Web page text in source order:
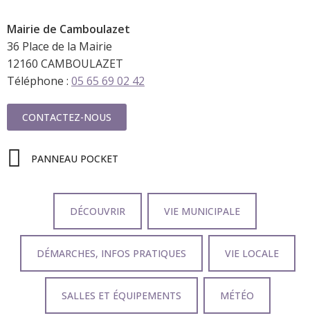
Mairie de Camboulazet
36 Place de la Mairie
12160 CAMBOULAZET
Téléphone : 05 65 69 02 42
CONTACTEZ-NOUS
PANNEAU POCKET
DÉCOUVRIR VIE MUNICIPALE
DÉMARCHES, INFOS PRATIQUES VIE LOCALE
SALLES ET ÉQUIPEMENTS MÉTÉO